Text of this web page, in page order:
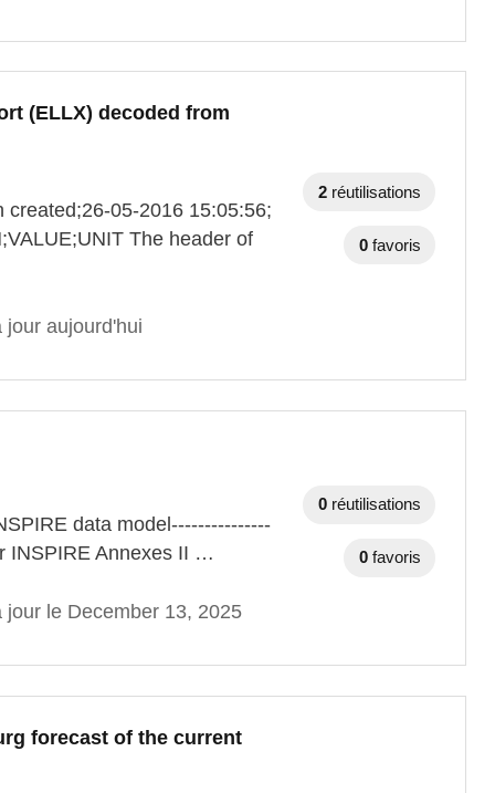
(ELLX) decoded from
05-2016 15:05:56;
The header of
jour aujourd'hui
2 réutilisations
0 favoris
data model---------------
INSPIRE Annexes II …
jour le December 13, 2025
0 réutilisations
0 favoris
forecast of the current